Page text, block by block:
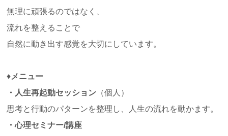
無理に頑張るのではなく、
流れを整えることで
自然に動き出す感覚を大切にしています。
♦メニュー
・人生再起動セッション （個人）
思考と行動のパターンを整理し、人生の流れを動かます。
・心理セミナー/講座